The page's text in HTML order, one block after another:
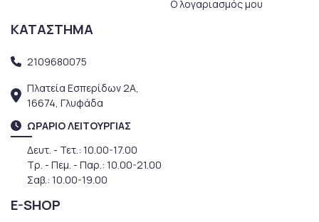
Ο λογαριασμός μου
ΚΑΤΑΣΤΗΜΑ
2109680075
Πλατεία Εσπερίδων 2Α,
16674, Γλυφάδα
ΩΡΑΡΙΟ ΛΕΙΤΟΥΡΓΙΑΣ
Δευτ. - Τετ.: 10.00-17.00
Τρ. - Πεμ. - Παρ.: 10.00-21.00
Σαβ.: 10.00-19.00
E-SHOP